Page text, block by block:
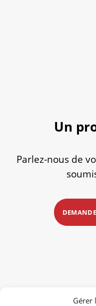
Gérer
Un
Parlez-nous de